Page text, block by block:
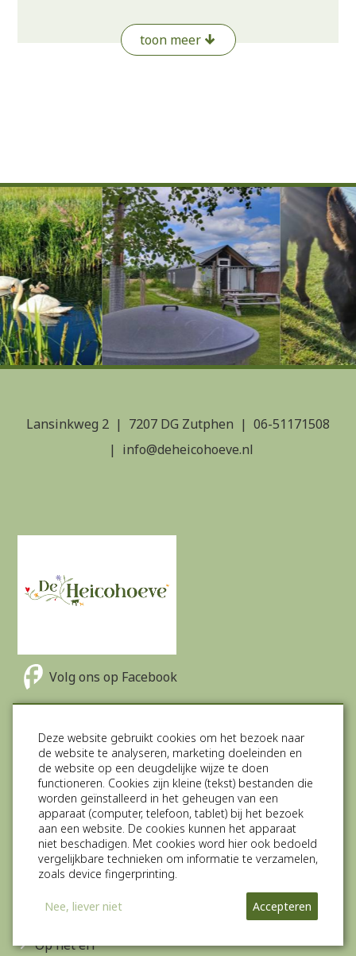
Watertappunt
Toiletcassette
Extra's
Fiets- en tandemverhuur
Slechtweeraccommodatie met Poolbiljart
Hondenspeelweide
Ontbijtservice
toon meer
Lansinkweg 2 7207 DG Zutphen
06-51171508
info@deheicohoeve.nl
Volg ons op Facebook
Volg ons op Instagram
Direct boeken
Groepsaccommodatie
Camperplaats
Vakantiehuisjes (Tiny houses)
Vergaderlocatie
Pipowagen
Meer info
Op het erf
Deze website gebruikt cookies om het bezoek naar
de website te analyseren, marketing doeleinden en
de website op een deugdelijke wijze te doen
functioneren. Cookies zijn kleine (tekst) bestanden die
worden geïnstalleerd in het geheugen van een
apparaat (computer, telefoon, tablet) bij het bezoek
aan een website. De cookies kunnen het apparaat
niet beschadigen. Met cookies word hier ook bedoeld
vergelijkbare technieken om informatie te verzamelen,
zoals device fingerprinting.
Nee, liever niet Accepteren